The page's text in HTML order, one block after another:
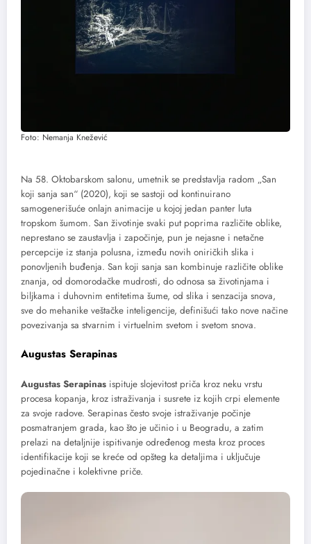
Foto: Nemanja Knežević
Na 58. Oktobarskom salonu, umetnik se predstavlja radom „San
koji sanja san“ (2020), koji se sastoji od kontinuirano
samogenerišuće onlajn animacije u kojoj jedan panter luta
tropskom šumom. San životinje svaki put poprima različite oblike,
neprestano se zaustavlja i započinje, pun je nejasne i netačne
percepcije iz stanja polusna, između novih oniričkih slika i
ponovljenih buđenja. San koji sanja san kombinuje različite oblike
znanja, od domorodačke mudrosti, do odnosa sa životinjama i
biljkama i duhovnim entitetima šume, od slika i senzacija snova,
sve do mehanike veštačke inteligencije, definišući tako nove načine
povezivanja sa stvarnim i virtuelnim svetom i svetom snova.
Augustas Serapinas
Augustas Serapinas ispituje slojevitost priča kroz neku vrstu
procesa kopanja, kroz istraživanja i susrete iz kojih crpi elemente
za svoje radove. Serapinas često svoje istraživanje počinje
posmatranjem grada, kao što je učinio i u Beogradu, a zatim
prelazi na detaljnije ispitivanje određenog mesta kroz proces
identifikacije koji se kreće od opšteg ka detaljima i uključuje
pojedinačne i kolektivne priče.